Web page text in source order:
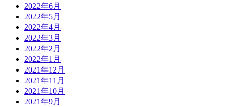
2022年6月
2022年5月
2022年4月
2022年3月
2022年2月
2022年1月
2021年12月
2021年11月
2021年10月
2021年9月